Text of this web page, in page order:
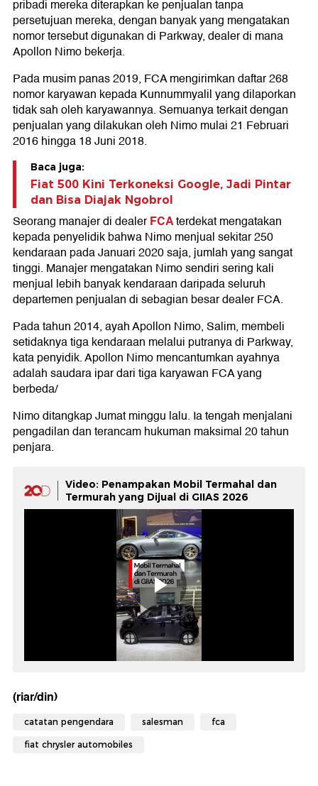
pribadi mereka diterapkan ke penjualan tanpa
persetujuan mereka, dengan banyak yang mengatakan
nomor tersebut digunakan di Parkway, dealer di mana
Apollon Nimo bekerja.
Pada musim panas 2019, FCA mengirimkan daftar 268
nomor karyawan kepada Kunnummyalil yang dilaporkan
tidak sah oleh karyawannya. Semuanya terkait dengan
penjualan yang dilakukan oleh Nimo mulai 21 Februari
2016 hingga 18 Juni 2018.
Baca juga:
Fiat 500 Kini Terkoneksi Google, Jadi Pintar
dan Bisa Diajak Ngobrol
Seorang manajer di dealerFCAterdekat mengatakan
kepada penyelidik bahwa Nimo menjual sekitar 250
kendaraan pada Januari 2020 saja, jumlah yang sangat
tinggi. Manajer mengatakan Nimo sendiri sering kali
menjual lebih banyak kendaraan daripada seluruh
departemen penjualan di sebagian besar dealer FCA.
Pada tahun 2014, ayah Apollon Nimo, Salim, membeli
setidaknya tiga kendaraan melalui putranya di Parkway,
kata penyidik. Apollon Nimo mencantumkan ayahnya
adalah saudara ipar dari tiga karyawan FCA yang
berbeda/
Nimo ditangkap Jumat minggu lalu. Ia tengah menjalani
pengadilan dan terancam hukuman maksimal 20 tahun
penjara.
Video: Penampakan Mobil Termahal dan
Termurah yang Dijual di GIIAS 2026
(riar/din)
catatan pengendara salesman fca
fiat chrysler automobiles